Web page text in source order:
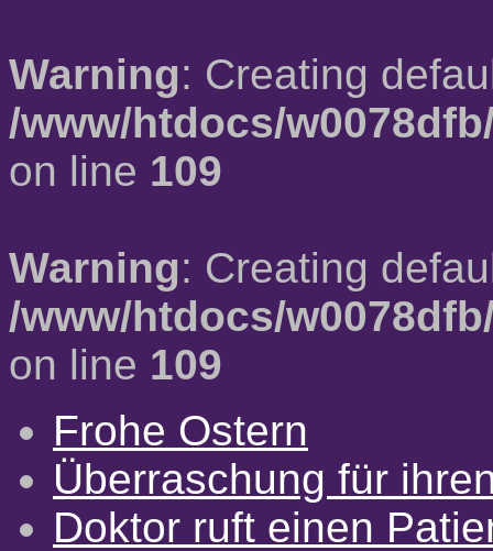
Warning: Creating
/www/htdocs/
on line 109
Warning: Creating
/www/htdocs/
on line 109
Frohe Ostern
Überraschung für
Doktor ruft einen